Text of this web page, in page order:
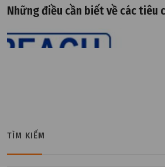
Những điều cần biết về các tiêu
TÌM KIẾM